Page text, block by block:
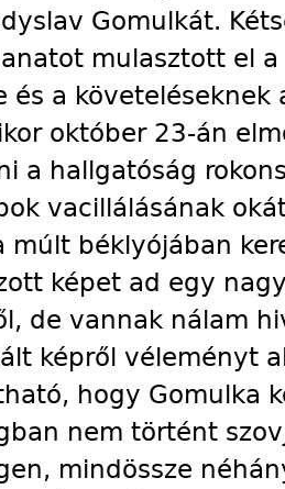
Gomulkát.
mulasztott el
és a követeléseknek
október 23-án
a hallgatóság
vacillálásának
múlt béklyójában
képet ad egy
de vannak nálam
képről véleményt
hogy Gomulka
nem történt
mindössze